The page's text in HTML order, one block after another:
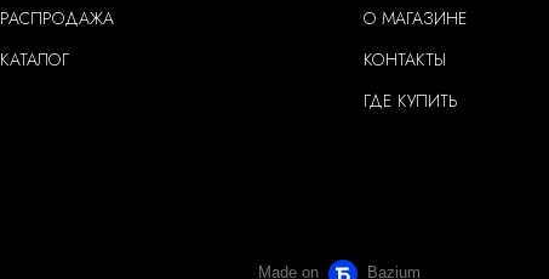
РАСПРОДАЖА
КАТАЛОГ
О МАГАЗИНЕ
КОНТАКТЫ
ГДЕ КУПИТЬ
Made on Bazium